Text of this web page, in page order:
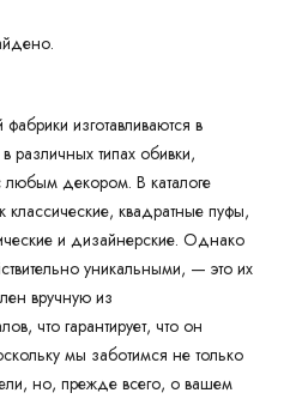
изготавливаются в
различных типах обивки,
любым декором. В каталоге
квадратные пуфы,
и дизайнерские. Однако
уникальными, — это их
вручную из
что гарантирует, что он
мы заботимся не только
но, прежде всего, о вашем